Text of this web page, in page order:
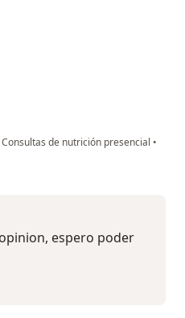
Consultas de nutrición presencial •
espero poder